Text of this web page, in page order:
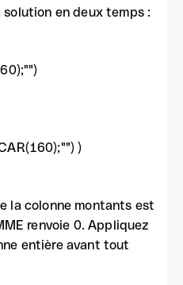
en deux temps :
)
la colonne montants est
renvoie 0. Appliquez
entière avant tout